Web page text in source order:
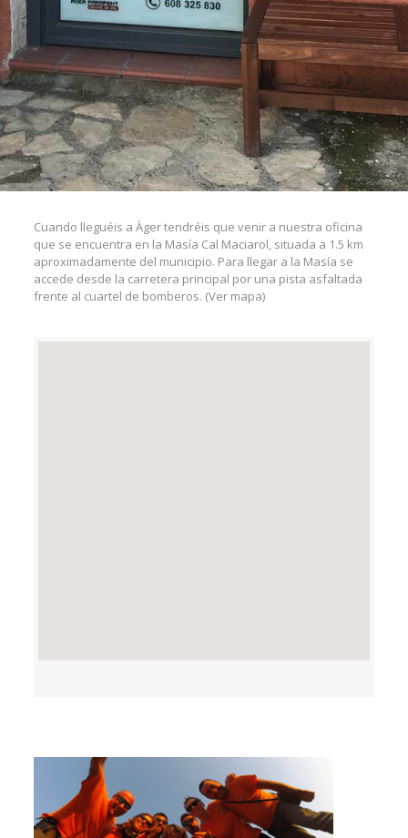
Cuando lleguéis a Àger tendréis que venir a nuestra oficina
que se encuentra en la Masía Cal Maciarol, situada a 1.5 km
aproximadamente del municipio. Para llegar a la Masía se
accede desde la carretera principal por una pista asfaltada
frente al cuartel de bomberos. (Ver mapa)